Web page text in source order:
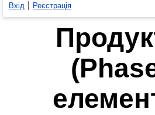
Вхід Реєстрація